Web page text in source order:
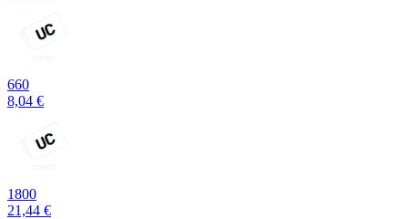
660
8,04 €
1800
21,44 €